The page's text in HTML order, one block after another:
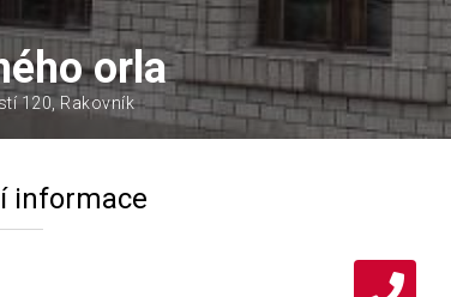
orla
120, Rakovník
informace